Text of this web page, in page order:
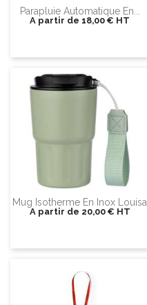
Parapluie Automatique En...
A partir de 18,00 € HT
Mug Isotherme En Inox Louisa
A partir de 20,00 € HT